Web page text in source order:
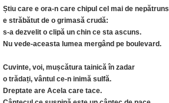
Știu care e ora-n care chipul cel mai de nepătruns
e străbătut de o grimasă crudă:
s-a dezvelit o clipă un chin ce sta ascuns.
Nu vede-aceasta lumea mergând pe boulevard.
Cuvinte, voi, mușcătura tainică în zadar
o trădați, vântul ce-n inimă sulfă.
Dreptate are Acela care tace.